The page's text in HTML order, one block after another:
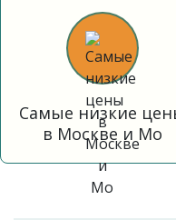
Самые низкие
в Москве и Мо